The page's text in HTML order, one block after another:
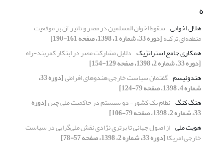
ه
هلال اخوانی سقوط اخوان المسلمین در مصر و تاثیر آن بر موقعیت
منطقه‌ای ترکیه[دوره 33، شماره 1، 1398، صفحه 161-190]
همکاری جامع استراتژیک دلایل مشارکت مصر در ابتکار کمربند-راه
[دوره 33، شماره 2، 1398، صفحه 129-154]
هندوئیسم گفتمان سیاست خارجی هندوهای افراطی [دوره 33،
شماره 4، 1398، صفحه 79-124]
هنگ کنگ نظام یک کشور- دو سیستم در حاکمیت ملی چین[دوره
33، شماره 2، 1398، صفحه 79-106]
هویت ملی از اصول جهانی تا برتری نژادی نقش ملی‌گرایی در سیاست
خارجی امریکا[دوره 33، شماره 2، 1398، صفحه 57-78]